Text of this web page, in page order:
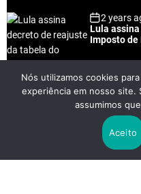
2 years
Lula
Imposto de
2 years
Lei
que Lula
Nós utilizamos cookies
experiência em nosso site.
assumimos
Aceito